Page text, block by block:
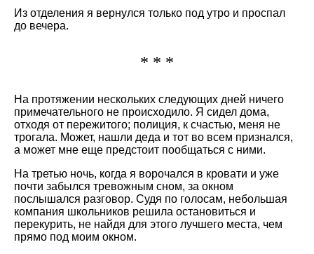
Из отделения я вернулся только под утро и проспал
до вечера.
* * *
На протяжении нескольких следующих дней ничего
примечательного не происходило. Я сидел дома,
отходя от пережитого; полиция, к счастью, меня не
трогала. Может, нашли деда и тот во всем признался,
а может мне еще предстоит пообщаться с ними.
На третью ночь, когда я ворочался в кровати и уже
почти забылся тревожным сном, за окном
послышался разговор. Судя по голосам, небольшая
компания школьников решила остановиться и
перекурить, не найдя для этого лучшего места, чем
прямо под моим окном.